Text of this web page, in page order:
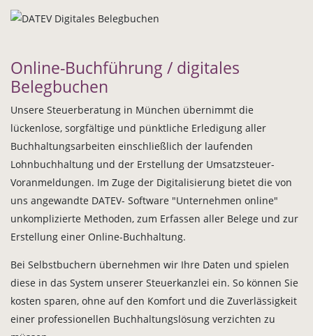
Online-Buchführung / digitales
Belegbuchen
Unsere Steuerberatung in München übernimmt die
lückenlose, sorgfältige und pünktliche Erledigung aller
Buchhaltungsarbeiten einschließlich der laufenden
Lohnbuchhaltung und der Erstellung der Umsatzsteuer-
Voranmeldungen. Im Zuge der Digitalisierung bietet die von
uns angewandte DATEV- Software "Unternehmen online"
unkomplizierte Methoden, zum Erfassen aller Belege und zur
Erstellung einer Online-Buchhaltung.
Bei Selbstbuchern übernehmen wir Ihre Daten und spielen
diese in das System unserer Steuerkanzlei ein. So können Sie
kosten sparen, ohne auf den Komfort und die Zuverlässigkeit
einer professionellen Buchhaltungslösung verzichten zu